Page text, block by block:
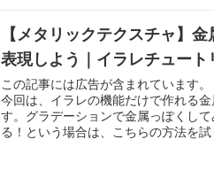
【メタリックテクスチャ】
表現しよう｜イラレチュート
この記事には広告が含まれています
今回は、イラレの機能だけで作れる
す。グラデーションで金属っぽくし
る！という場合は、こちらの方法を